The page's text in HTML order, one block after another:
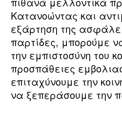
Κατανοώντας και
εξάρτηση της
παρτίδες, μπορούμε
την εμπιστοσύνη του
προσπάθειες
επιταχύνουμε την
να ξεπεράσουμε την